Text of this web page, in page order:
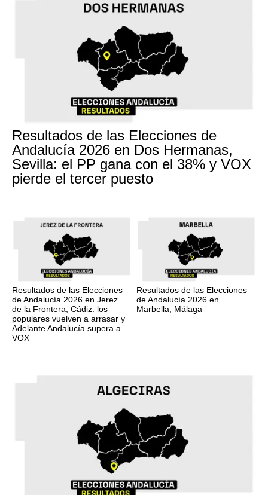
Resultados de las Elecciones de
Andalucía 2026 en Dos Hermanas,
Sevilla: el PP gana con el 38% y VOX
pierde el tercer puesto
Resultados de las Elecciones
de Andalucía 2026 en Jerez
de la Frontera, Cádiz: los
populares vuelven a arrasar y
Adelante Andalucía supera a
VOX
Resultados de las Elecciones
de Andalucía 2026 en
Marbella, Málaga